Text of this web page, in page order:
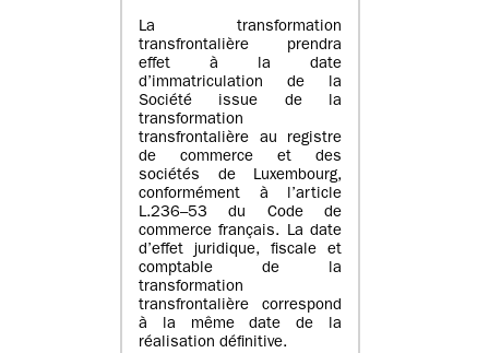
La transformation
transfrontalière prendra
effet à la date
d’immatriculation de la
Société issue de la
transformation
transfrontalière au registre
de commerce et des
sociétés de Luxembourg,
conformément à l’article
L.236–53 du Code de
commerce français. La date
d’effet juridique, fiscale et
comptable de la
transformation
transfrontalière correspond
à la même date de la
réalisation définitive.